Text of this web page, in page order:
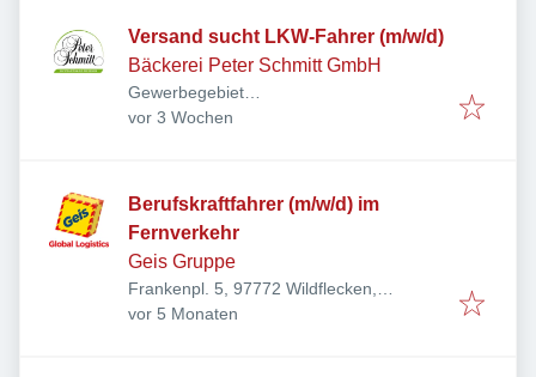
Versand sucht LKW-Fahrer (m/w/d)
Bäckerei Peter Schmitt GmbH
Gewerbegebiet
Arnshausen/Reiterswiesen, Breiter Rasen
Veröffentlicht:
vor 3 Wochen
Berufskraftfahrer (m/w/d) im
Fernverkehr
Geis Gruppe
Frankenpl. 5, 97772 Wildflecken,
Deutschland
Veröffentlicht:
vor 5 Monaten